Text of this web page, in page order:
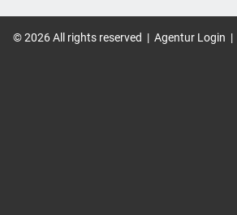
©2026All rights reserved | Agentur Login |